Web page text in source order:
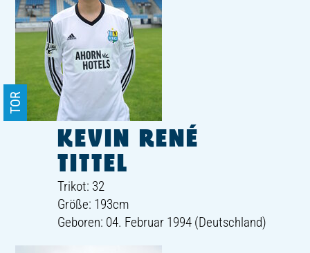
KEVIN RENÉ
TITTEL
TOR
Trikot: 32
Größe: 193cm
Geboren: 04. Februar 1994 (Deutschland)